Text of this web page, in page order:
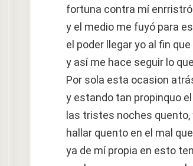
fortuna contra mí enrristró
y el medio me fuyó para
el poder llegar yo al fin
y así me hace seguir lo
Por sola esta ocasion
y estando tan propinquo
las tristes noches quento,
hallar quento en el mal
ya de mí propia en esto